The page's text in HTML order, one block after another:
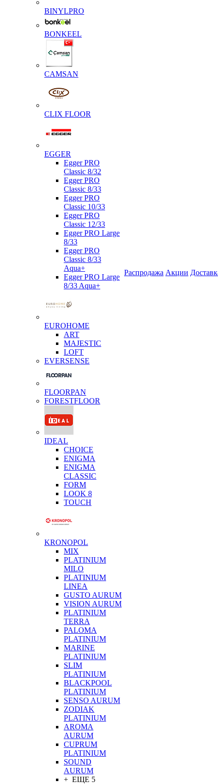
BINYLPRO
BONKEEL
CAMSAN
CLIX FLOOR
EGGER
Egger PRO
Classic 8/32
Egger PRO
Classic 8/33
Egger PRO
Classic 10/33
Egger PRO
Classic 12/33
Egger PRO Large
8/33
Egger PRO
Classic 8/33
Aqua+
Egger PRO Large
8/33 Aqua+
EUROHOME
ART
MAJESTIC
LOFT
EVERSENSE
FLOORPAN
FORESTFLOOR
IDEAL
CHOICE
ENIGMA
ENIGMA
CLASSIC
FORM
LOOK 8
TOUCH
KRONOPOL
MIX
PLATINIUM
MILO
PLATINIUM
LINEA
GUSTO AURUM
VISION AURUM
PLATINIUM
TERRA
PALOMA
PLATINIUM
MARINE
PLATINIUM
SLIM
PLATINIUM
BLACKPOOL
PLATINIUM
SENSO AURUM
ZODIAK
PLATINIUM
AROMA
AURUM
CUPRUM
PLATINIUM
SOUND
AURUM
+ ЕЩЕ 5
Распродажа Акции